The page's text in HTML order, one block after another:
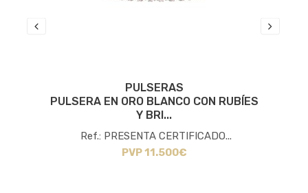
PULSERAS
PULSERA EN ORO BLANCO CON RUBÍES
Y BRI...
Ref.: PRESENTA CERTIFICADO...
PVP 11.500€